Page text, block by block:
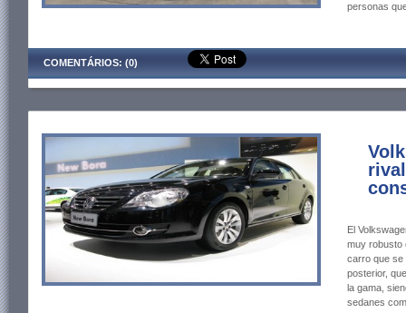
personas
COMENTÁRIOS: (0)
El
muy robusto
carro que se
posterior,
la gama,
sedanes